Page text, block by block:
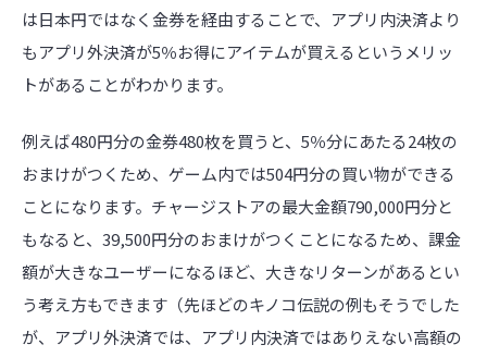
は日本円ではなく金券を経由することで、アプリ内決済より
もアプリ外決済が5％お得にアイテムが買えるというメリッ
トがあることがわかります。
例えば480円分の金券480枚を買うと、5％分にあたる24枚の
おまけがつくため、ゲーム内では504円分の買い物ができる
ことになります。チャージストアの最大金額790,000円分と
もなると、39,500円分のおまけがつくことになるため、課金
額が大きなユーザーになるほど、大きなリターンがあるとい
う考え方もできます（先ほどのキノコ伝説の例もそうでした
が、アプリ外決済では、アプリ内決済ではありえない高額の